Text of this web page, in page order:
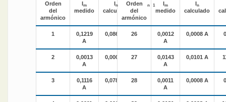
Orden
del
armónico
Im
medido
In
calculado
n 1
calculado
1
0,1219
A
0,0862 A
2
0,0013
A
0,0009 A 1,04%
3
0,1116
A
0,0789 A 91,55%
Orden
del
armónico
Im
medido
In
calculado
26
0,0012
A
0,0008 A
27
0,0143
A
0,0101 A
28
0,0011
A
0,0008 A